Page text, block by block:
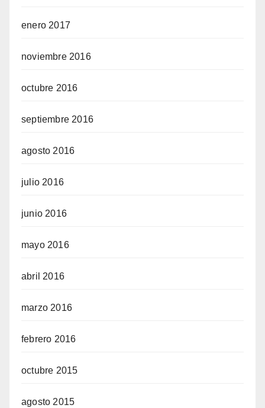
enero 2017
noviembre 2016
octubre 2016
septiembre 2016
agosto 2016
julio 2016
junio 2016
mayo 2016
abril 2016
marzo 2016
febrero 2016
octubre 2015
agosto 2015